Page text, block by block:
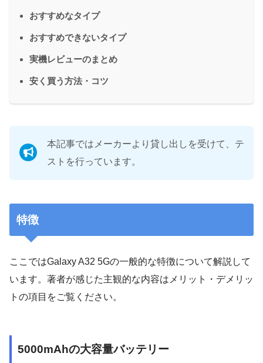
おすすめなタイプ
おすすめできないタイプ
実機レビューのまとめ
安く買う方法・コツ
本記事ではメーカーより貸し出しを受けて、テ
ストを行っています。
特徴
ここではGalaxy A32 5Gの一般的な特徴について解説して
います。著者が感じた主観的な内容はメリット・デメリッ
トの項目をご覧ください。
5000mAhの大容量バッテリー